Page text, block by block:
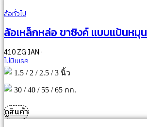
ล้อทั่วไป
ล้อเหล็กหล่อ ขาซิงค์ แบบแป้นหมุน
410 ZG IAN ·
ไม่มีเบรค
1.5 / 2 / 2.5 / 3 นิ้ว
30 / 40 / 55 / 65 กก.
ดูสินค้า